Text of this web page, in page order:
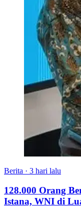
Berita · 3 hari lalu
128.000 Orang
Istana, WNI di